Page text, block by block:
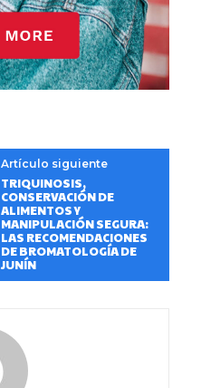
Artículo siguiente
TRIQUINOSIS,
CONSERVACIÓN DE
ALIMENTOS Y
MANIPULACIÓN SEGURA:
LAS RECOMENDACIONES
DE BROMATOLOGÍA DE
JUNÍN